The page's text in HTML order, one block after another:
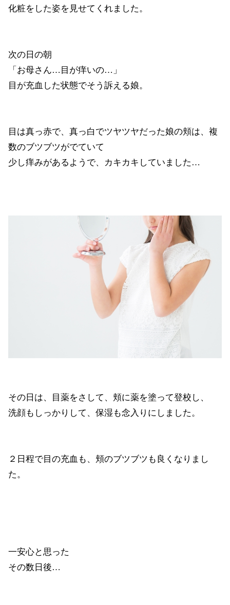
化粧をした姿を見せてくれました。
次の日の朝
「お母さん…目が痒いの…」
目が充血した状態でそう訴える娘。
目は真っ赤で、真っ白でツヤツヤだった娘の頬は、複
数のブツブツがでていて
少し痒みがあるようで、カキカキしていました…
その日は、目薬をさして、頬に薬を塗って登校し、
洗顔もしっかりして、保湿も念入りにしました。
２日程で目の充血も、頬のブツブツも良くなりまし
た。
一安心と思った
その数日後…